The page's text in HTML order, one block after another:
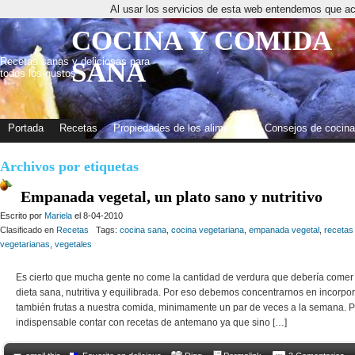
COCINA Y COMIDA
SANA
Recetas sanas y deliciosas para
todos los gustos
Portada Recetas Propiedades de los alimentos Consejos de cocina
Archivos por etiquetas
Empanada vegetal, un plato sano y nutritivo
Escrito por Mariela el 8-04-2010
Clasificado en Recetas Tags: cocina sana cocina vegetariana empanada vegetal
vegetarianas vegetales
Es cierto que mucha gente no come la cantidad de verdura que debería
dieta sana, nutritiva y equilibrada. Por eso debemos concentrarnos en
también frutas a nuestra comida, minimamente un par de veces a la semana.
indispensable contar con recetas de antemano ya que sino […]
Al usar los servicios de esta web entendemos que